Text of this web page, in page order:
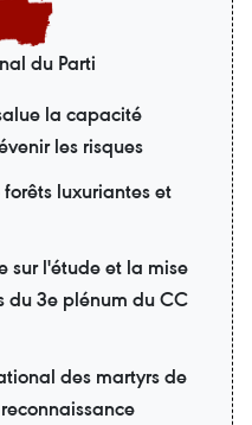
du Parti
la capacité
les risques
luxuriantes et
sur l'étude et la mise
du 3e plénum du CC
des martyrs de